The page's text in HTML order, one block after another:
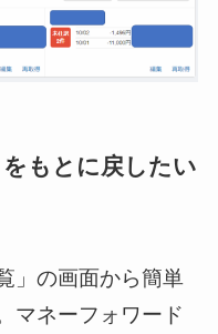
をもとに戻したい
」の画面から簡単
マネーフォワード